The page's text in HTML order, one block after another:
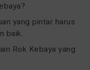
yang pintar harus
baik.
Rok Kebaya yang